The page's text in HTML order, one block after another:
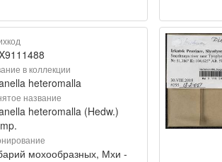
в коллекции
heteromalla
название
heteromalla (Hedw.)
мохообразных, Мхи -